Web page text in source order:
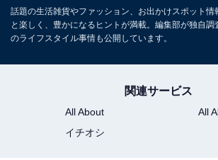
「専用出品」なのに他のユ
ました……購入予定だった
ませんか？
話題の生活雑貨やファッション、お出かけスポット情
と楽しく、豊かになるヒントが満載。編集部が独自調
のライフスタイル事情も公開しています。
関連サービス
All About
All
イチオシ